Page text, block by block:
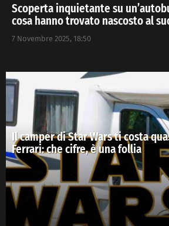
Scoperta inquietante su
cosa hanno trovato nascosto al
7 Novembre 2025, 18:50
Il camper di Star Wars ti costa
Ferrari: che cifre, è una follia